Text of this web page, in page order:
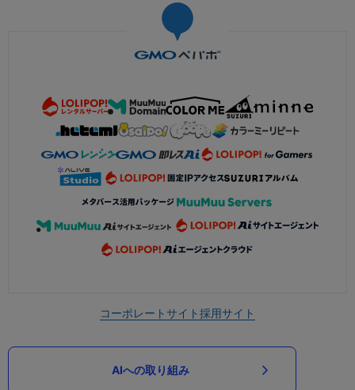
コーポレートサイト採用サイト
AIへの取り組み